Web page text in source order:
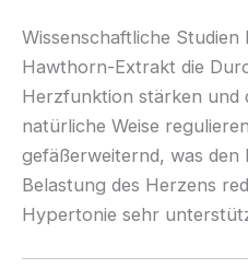
Wissenschaftliche Studien
Hawthorn-Extrakt die
Herzfunktion stärken und
natürliche Weise
gefäßerweiternd, was den
Belastung des Herzens
Hypertonie sehr